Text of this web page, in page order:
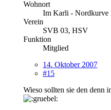
Wohnort
Im Karli - Nordkurve
Verein
SVB 03, HSV
Funktion
Mitglied
14. Oktober 2007
#15
Wieso sollten sie den denn